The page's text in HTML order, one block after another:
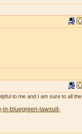
to me and I am sure to all the
in-bluegreen-lawsuit-